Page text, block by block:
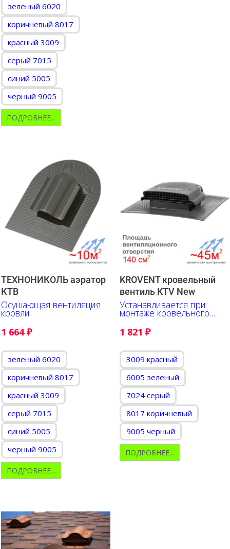
зеленый 6020
коричневый 8017
красный 3009
серый 7015
синий 5005
черный 9005
ПОДРОБНЕЕ...
ТЕХНОНИКОЛЬ аэратор
КТВ
Осушающая вентиляция
кровли
1 664₽
зеленый 6020
коричневый 8017
красный 3009
серый 7015
синий 5005
черный 9005
ПОДРОБНЕЕ...
KROVENT кровельный
вентиль KTV New
Устанавливается при
монтаже кровельного
материала
1 821 ₽
3009 красный
6005 зеленый
7024 серый
8017 коричневый
9005 черный
ПОДРОБНЕЕ...